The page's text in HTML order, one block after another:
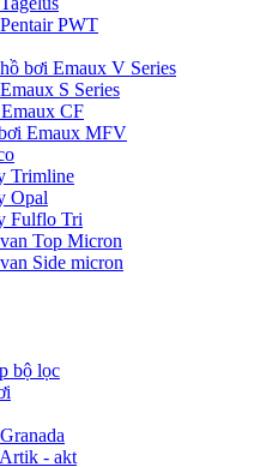
PWT
bơi Emaux V Series
S Series
CF
Emaux MFV
Trimline
Opal
Fulflo Tri
Top Micron
Side micron
bộ lọc
- akt